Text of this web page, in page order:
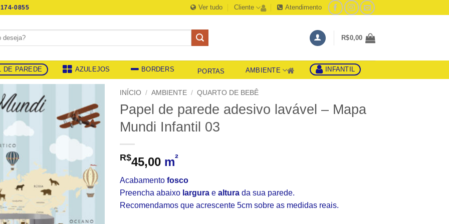
0855 Ver tudo Cliente Atendimento
R$0,00
DE PAREDE AZULEJOS BORDERS PORTAS AMBIENTE INFANTIL
INÍCIO / AMBIENTE / QUARTO DE BEBÊ
Papel de parede adesivo lavável – Mapa
Mundi Infantil 03
R$45,00 m²
Acabamento fosco
Preencha abaixo largura e altura da sua parede.
Recomendamos que acrescente 5cm sobre as medidas reais.